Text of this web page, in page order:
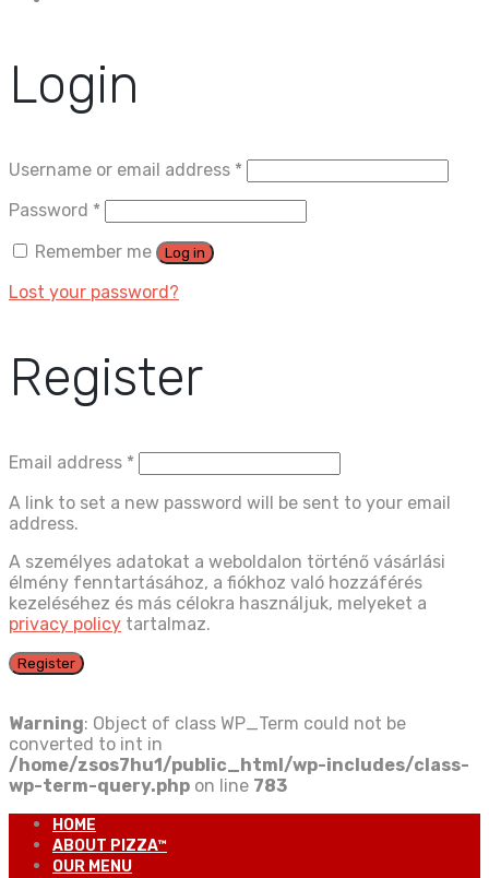
Login
Username or email address *
Password *
Remember me
Log in
Lost your password?
Register
Email address *
A link to set a new password will be sent to your email
address.
A személyes adatokat a weboldalon történő vásárlási
élmény fenntartásához, a fiókhoz való hozzáférés
kezeléséhez és más célokra használjuk, melyeket a
privacy policy tartalmaz.
Register
Warning: Object of class WP_Term could not be
converted to int in
/home/zsos7hu1/public_html/wp-includes/class-
wp-term-query.php on line 783
HOME
ABOUT PIZZA™
OUR MENU